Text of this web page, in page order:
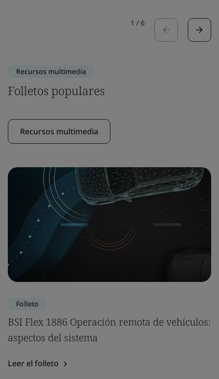
1 / 6
Recursos multimedia
Folletos populares
Recursos multimedia
Folleto
BSI Flex 1886 Operación remota de vehículos:
aspectos del sistema
Leer el folleto